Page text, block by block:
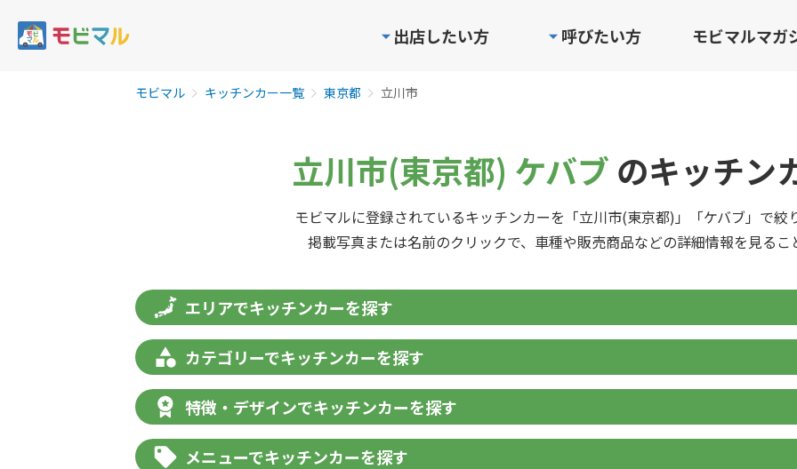
出店したい方 呼びたい方 モビマルマガ
モビマル キッチンカー一覧 東京都 立川市
立川市(東京都) ケバブ のキッチン
モビマルに登録されているキッチンカーを「立川市(東京都)」「ケバブ」で絞
掲載写真または名前のクリックで、車種や販売商品などの詳細情報を見るこ
エリアでキッチンカーを探す
カテゴリーでキッチンカーを探す
特徴・デザインでキッチンカーを探す
メニューでキッチンカーを探す